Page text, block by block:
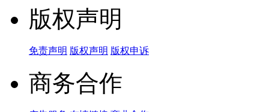
版权声明
免责声明 版权声明 版权申诉
商务合作